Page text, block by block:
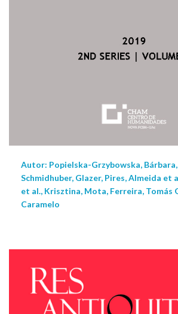
Autor: Popielska-Grzybowska,
Schmidhuber, Glazer, Pires, Almeida et
et al., Krisztina, Mota, Ferreira, Tomás
Caramelo